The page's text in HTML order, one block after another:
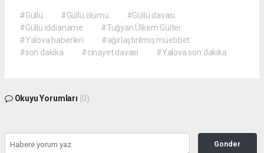
#Güllü #Güllü ölümü
#Güllü davası
#Güllü iddianame
#Tuğyan Ülkem Gülter
#Yalova haberleri
#ağırlaştırılmış müebbet
#son dakika
#cinayet davası #Yalova son dakika
Okuyu Yorumları (0)
Gonder